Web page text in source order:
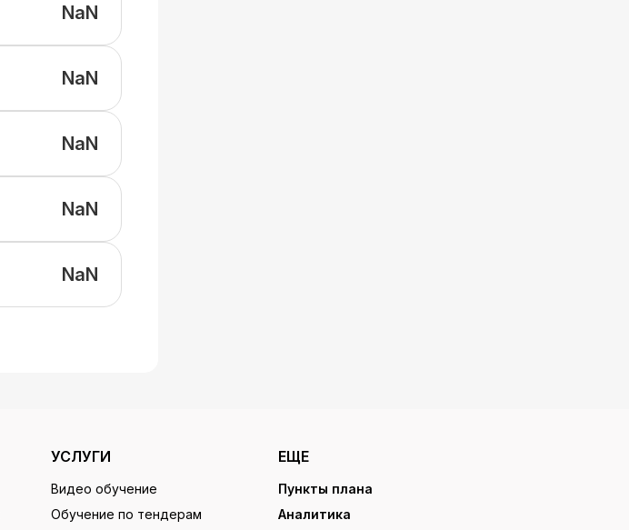
NaN
NaN
NaN
NaN
NaN
УСЛУГИ
Видео обучение
Обучение по тендерам
ЕЩЕ
Пункты плана
Аналитика